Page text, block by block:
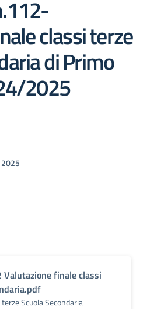
classi terze
di Primo
2025
Valutazione finale classi
Scuola Secondaria